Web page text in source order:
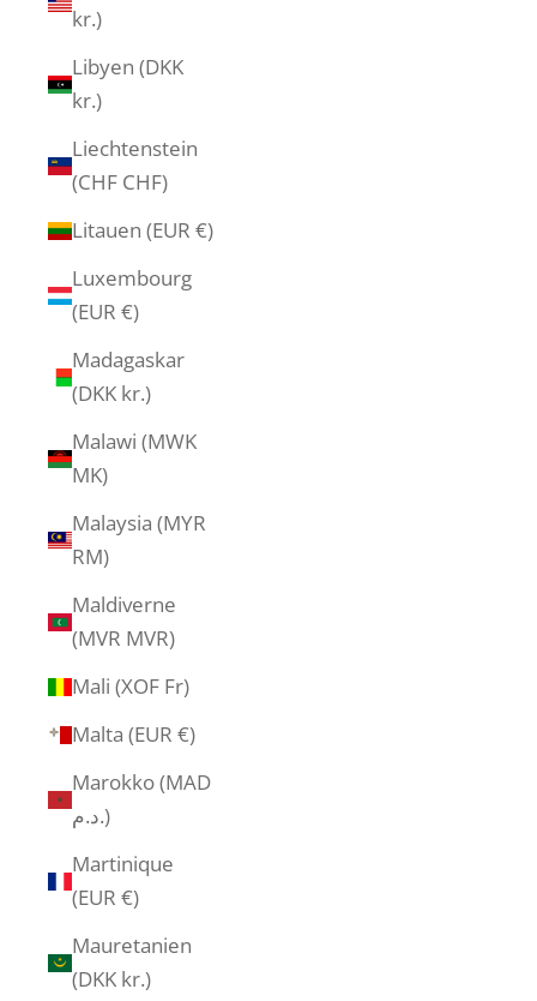
kr.)
Libyen (DKK
kr.)
Liechtenstein
(CHF CHF)
Litauen (EUR €)
Luxembourg
(EUR €)
Madagaskar
(DKK kr.)
Malawi (MWK
MK)
Malaysia (MYR
RM)
Maldiverne
(MVR MVR)
Mali (XOF Fr)
Malta (EUR €)
Marokko (MAD
د.م.)
Martinique
(EUR €)
Mauretanien
(DKK kr.)